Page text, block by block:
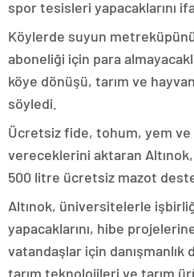
spor tesisleri yapacaklarını
Köylerde suyun
aboneliği için para
köye dönüşü, tarım ve
söyledi.
Ücretsiz fide, tohum, yem
vereceklerini aktaran
500 litre ücretsiz mazot
Altınok, üniversitelerle
yapacaklarını, hibe
vatandaşlar için
tarım teknolojileri ve tarım